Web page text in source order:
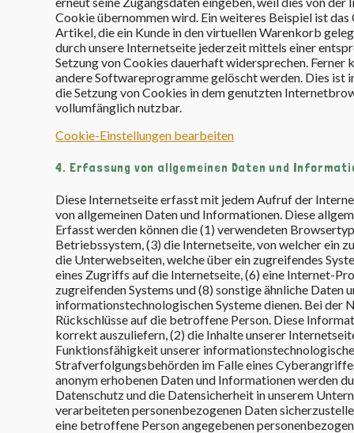
Cookie übernommen wird. Ein weiteres Beispiel ist
Artikel, die ein Kunde in den virtuellen Warenkorb
durch unsere Internetseite jederzeit mittels einer
Setzung von Cookies dauerhaft widersprechen.
andere Softwareprogramme gelöscht werden. Dies
die Setzung von Cookies in dem genutzten
vollumfänglich nutzbar.
Cookie-Einstellungen bearbeiten
4. Erfassung von allgemeinen Daten und
Diese Internetseite erfasst mit jedem Aufruf der
von allgemeinen Daten und Informationen. Diese
Erfasst werden können die (1) verwendeten
Betriebssystem, (3) die Internetseite, von welcher ein
die Unterwebseiten, welche über ein zugreifendes
eines Zugriffs auf die Internetseite, (6) eine Internet-
zugreifenden Systems und (8) sonstige ähnliche
informationstechnologischen Systeme dienen. Bei der
Rückschlüsse auf die betroffene Person. Diese
korrekt auszuliefern, (2) die Inhalte unserer
Funktionsfähigkeit unserer
Strafverfolgungsbehörden im Falle eines
anonym erhobenen Daten und Informationen werden
Datenschutz und die Datensicherheit in unserem
verarbeiteten personenbezogenen Daten
eine betroffene Person angegebenen